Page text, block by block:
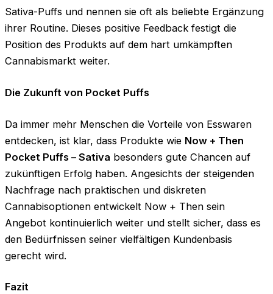
Sativa-Puffs und nennen sie oft als beliebte Ergänzung
ihrer Routine. Dieses positive Feedback festigt die
Position des Produkts auf dem hart umkämpften
Cannabismarkt weiter.
Die Zukunft von Pocket Puffs
Da immer mehr Menschen die Vorteile von Esswaren
entdecken, ist klar, dass Produkte wie Now + Then
Pocket Puffs – Sativa besonders gute Chancen auf
zukünftigen Erfolg haben. Angesichts der steigenden
Nachfrage nach praktischen und diskreten
Cannabisoptionen entwickelt Now + Then sein
Angebot kontinuierlich weiter und stellt sicher, dass es
den Bedürfnissen seiner vielfältigen Kundenbasis
gerecht wird.
Fazit